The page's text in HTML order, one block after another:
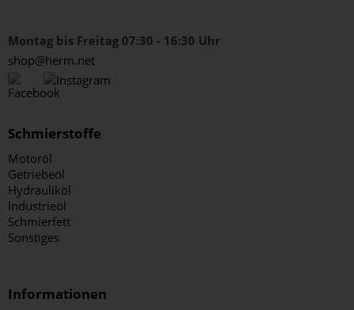
Montag bis Freitag 07:30 - 16:30 Uhr
shop@herm.net
Schmierstoffe
Motoröl
Getriebeöl
Hydrauliköl
Industrieöl
Schmierfett
Sonstiges
Informationen